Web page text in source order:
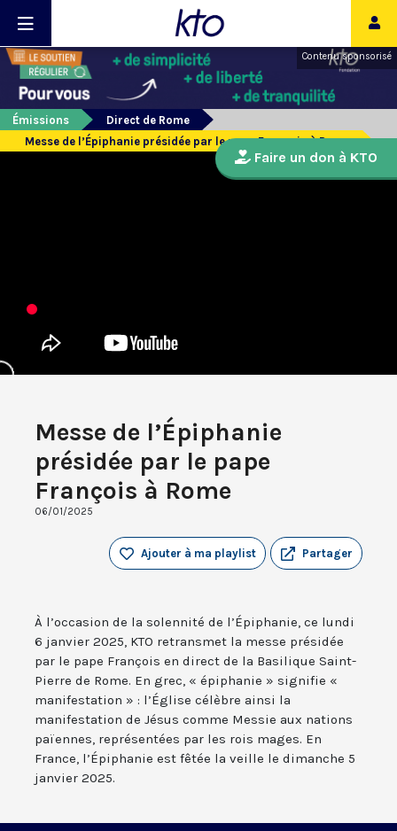
Contenu sponsorisé
Émissions
Direct de Rome
Messe de l’Épiphanie présidée par le pape François à Rome
Messe de l’Épiphanie
présidée par le pape
François à Rome
06/01/2025
Partager
Ajouter à ma playlist
À l’occasion de la solennité de l’Épiphanie, ce lundi
6 janvier 2025, KTO retransmet la messe présidée
par le pape François en direct de la Basilique Saint-
Pierre de Rome. En grec, « épiphanie » signifie «
manifestation » : l’Église célèbre ainsi la
manifestation de Jésus comme Messie aux nations
païennes, représentées par les rois mages. En
France, l’Épiphanie est fêtée la veille le dimanche 5
janvier 2025.
Faire un don à KTO